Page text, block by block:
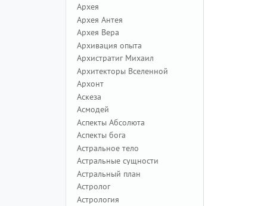
Архея
Архея Антея
Архея Вера
Архивация опыта
Архистратиг Михаил
Архитекторы Вселенной
Архонт
Аскеза
Асмодей
Аспекты Абсолюта
Аспекты бога
Астральное тело
Астральные сущности
Астральный план
Астролог
Астрология